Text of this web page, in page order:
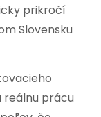
prikročí
Slovensku
prácu